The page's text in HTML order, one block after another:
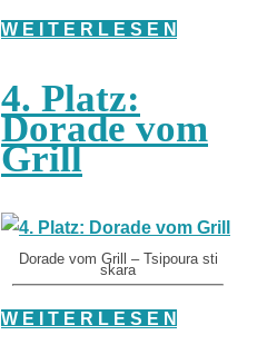
W E I T E R L E S E N
4. Platz:
Dorade vom
Grill
Dorade vom Grill – Tsipoura sti
skara
W E I T E R L E S E N